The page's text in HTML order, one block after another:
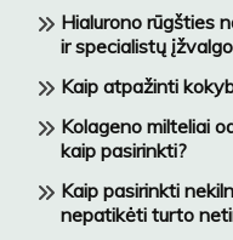
Hialurono rūgšties
ir specialistų
Kaip atpažinti
Kolageno milteliai
kaip pasirinkti?
Kaip pasirinkti
nepatikėti turto